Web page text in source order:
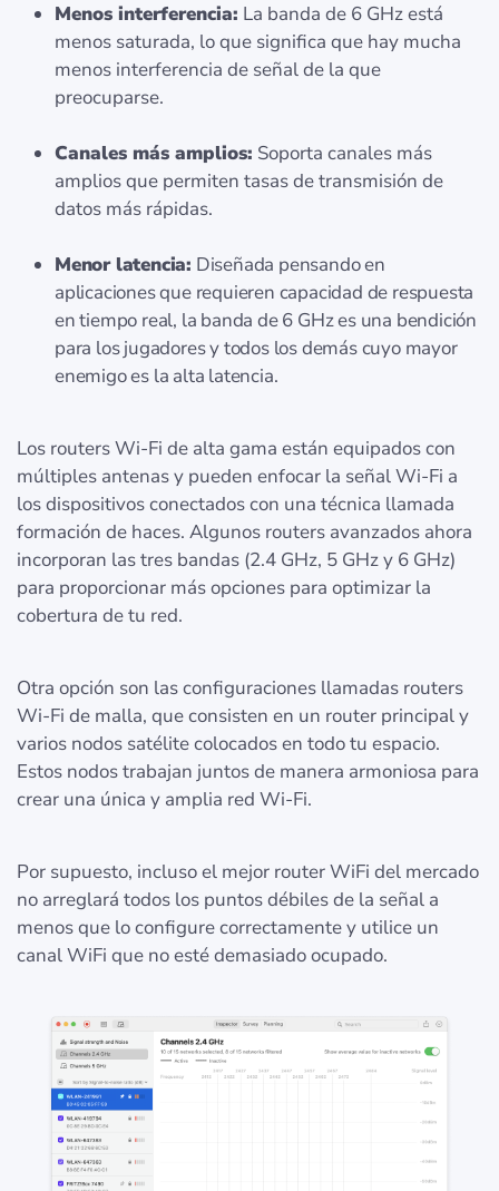
Menos interferencia: La banda de 6 GHz está
menos saturada, lo que significa que hay mucha
menos interferencia de señal de la que
preocuparse.
Canales más amplios: Soporta canales más
amplios que permiten tasas de transmisión de
datos más rápidas.
Menor latencia: Diseñada pensando en
aplicaciones que requieren capacidad de respuesta
en tiempo real, la banda de 6 GHz es una bendición
para los jugadores y todos los demás cuyo mayor
enemigo es la alta latencia.
Los routers Wi-Fi de alta gama están equipados con
múltiples antenas y pueden enfocar la señal Wi-Fi a
los dispositivos conectados con una técnica llamada
formación de haces. Algunos routers avanzados ahora
incorporan las tres bandas (2.4 GHz, 5 GHz y 6 GHz)
para proporcionar más opciones para optimizar la
cobertura de tu red.
Otra opción son las configuraciones llamadas routers
Wi-Fi de malla, que consisten en un router principal y
varios nodos satélite colocados en todo tu espacio.
Estos nodos trabajan juntos de manera armoniosa para
crear una única y amplia red Wi-Fi.
Por supuesto, incluso el mejor router WiFi del mercado
no arreglará todos los puntos débiles de la señal a
menos que lo configure correctamente y utilice un
canal WiFi que no esté demasiado ocupado.